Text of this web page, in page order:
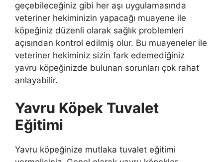
geçebileceğiniz gibi her aşı uygulamasında
veteriner hekiminizin yapacağı muayene ile
köpeğiniz düzenli olarak sağlık problemleri
açısından kontrol edilmiş olur. Bu muayeneler ile
veteriner hekiminiz sizin fark edemediğiniz
yavru köpeğinizde bulunan sorunları çok rahat
anlayabilir.
Yavru Köpek Tuvalet
Eğitimi
Yavru köpeğinize mutlaka tuvalet eğitimi